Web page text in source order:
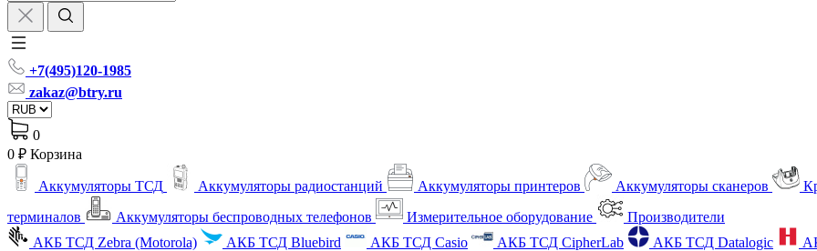
+7(495)120-1985
zakaz@btry.ru
0
0 ₽ Корзина
Аккумуляторы ТСД Аккумуляторы радиостанций Аккумуляторы принтеров Аккумуляторы сканеров
терминалов
Аккумуляторы беспроводных телефонов Измерительное оборудование
Производители
АКБ ТСД Zebra (Motorola)
АКБ ТСД Bluebird АКБ ТСД Casio АКБ ТСД CipherLab АКБ ТСД Datalogic